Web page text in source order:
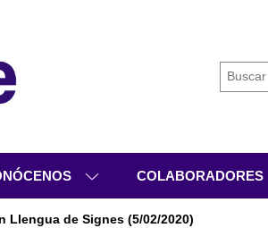
COLABORADORES
Llengua de Signes (5/02/2020)